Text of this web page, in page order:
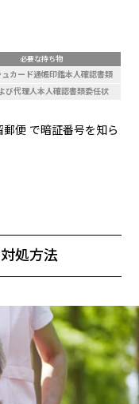
必要な持ち物
ュカード通帳印鑑本人確認書類
び代理人本人確認書類委任状
便 で暗証番号を知ら
処方法